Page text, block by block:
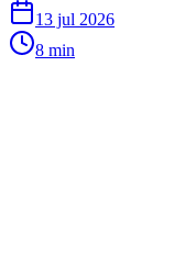
13 jul 2026
8 min